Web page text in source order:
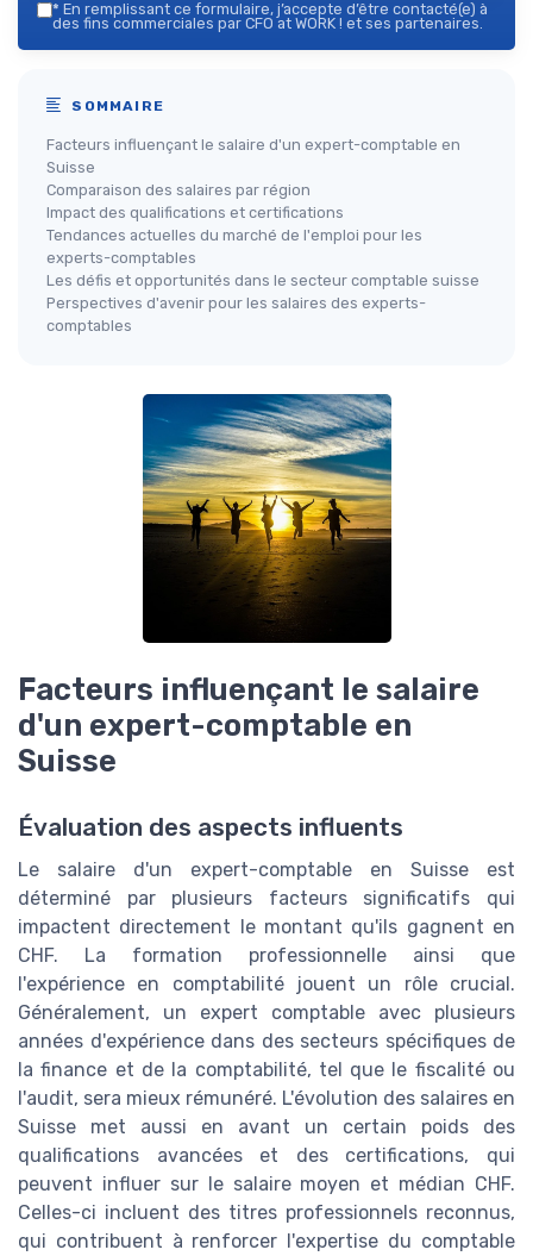
* En remplissant ce formulaire, j’accepte d’être contacté(e) à
des fins commerciales par CFO at WORK ! et ses partenaires.
SOMMAIRE
Facteurs influençant le salaire d'un expert-comptable en
Suisse
Comparaison des salaires par région
Impact des qualifications et certifications
Tendances actuelles du marché de l'emploi pour les
experts-comptables
Les défis et opportunités dans le secteur comptable suisse
Perspectives d'avenir pour les salaires des experts-
comptables
Facteurs influençant le salaire
d'un expert-comptable en
Suisse
Évaluation des aspects influents
Le salaire d'un expert-comptable en Suisse est
déterminé par plusieurs facteurs significatifs qui
impactent directement le montant qu'ils gagnent en
CHF. La formation professionnelle ainsi que
l'expérience en comptabilité jouent un rôle crucial.
Généralement, un expert comptable avec plusieurs
années d'expérience dans des secteurs spécifiques de
la finance et de la comptabilité, tel que le fiscalité ou
l'audit, sera mieux rémunéré. L'évolution des salaires en
Suisse met aussi en avant un certain poids des
qualifications avancées et des certifications, qui
peuvent influer sur le salaire moyen et médian CHF.
Celles-ci incluent des titres professionnels reconnus,
qui contribuent à renforcer l'expertise du comptable